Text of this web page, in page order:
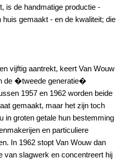
is de handmatige productie -
huis gemaakt - en de kwaliteit; die
vijftig aantrekt, keert Van Wouw
de �tweede generatie�
1957 en 1962 worden beide
gemaakt, maar het zijn toch
in groten getale hun bestemming
en particuliere
In 1962 stopt Van Wouw dan
van slagwerk en concentreert hij